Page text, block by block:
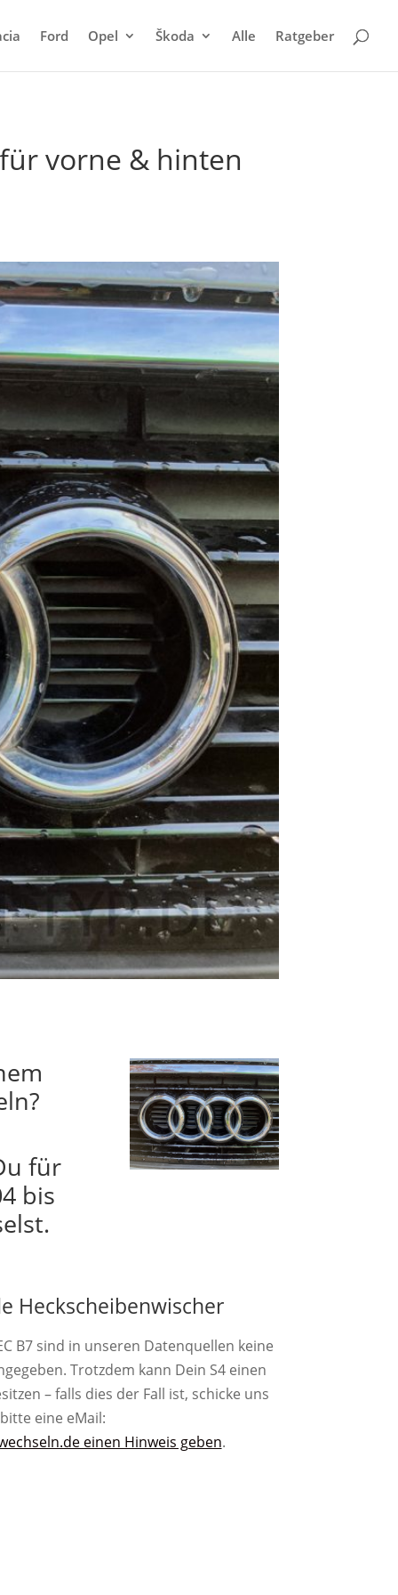
Ford Opel Škoda Alle Ratgeber
vorne & hinten
für
bis
Heckscheibenwischer
B7 sind in unseren Datenquellen keine
Trotzdem kann Dein S4 einen
– falls dies der Fall ist, schicke uns
bitte eine eMail:
einen Hinweis geben.